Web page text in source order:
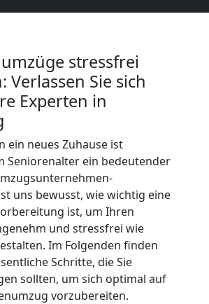
stressfrei
Verlassen Sie sich
Experten in
ein neues Zuhause ist
Seniorenalter ein bedeutender
uns bewusst, wie wichtig eine
ist, um Ihren
und stressfrei wie
Im Folgenden finden
Schritte, die Sie
sollten, um sich optimal auf
vorzubereiten.